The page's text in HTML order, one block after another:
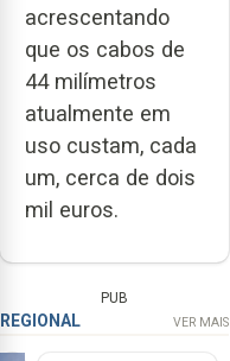
acrescentando
que os cabos de
44 milímetros
atualmente em
uso custam, cada
um, cerca de dois
mil euros.
PUB
REGIONAL VER MAIS